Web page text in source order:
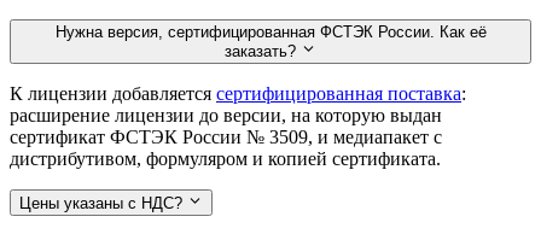
Нужна версия, сертифицированная ФСТЭК России. Как её
заказать?
К лицензии добавляется сертифицированная поставка:
расширение лицензии до версии, на которую выдан
сертификат ФСТЭК России № 3509, и медиапакет с
дистрибутивом, формуляром и копией сертификата.
Цены указаны с НДС?